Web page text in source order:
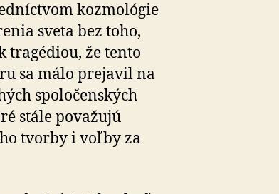
kozmológie
sveta bez toho,
tragédiou, že tento
sa málo prejavil na
spoločenských
stále považujú
tvorby i voľby za